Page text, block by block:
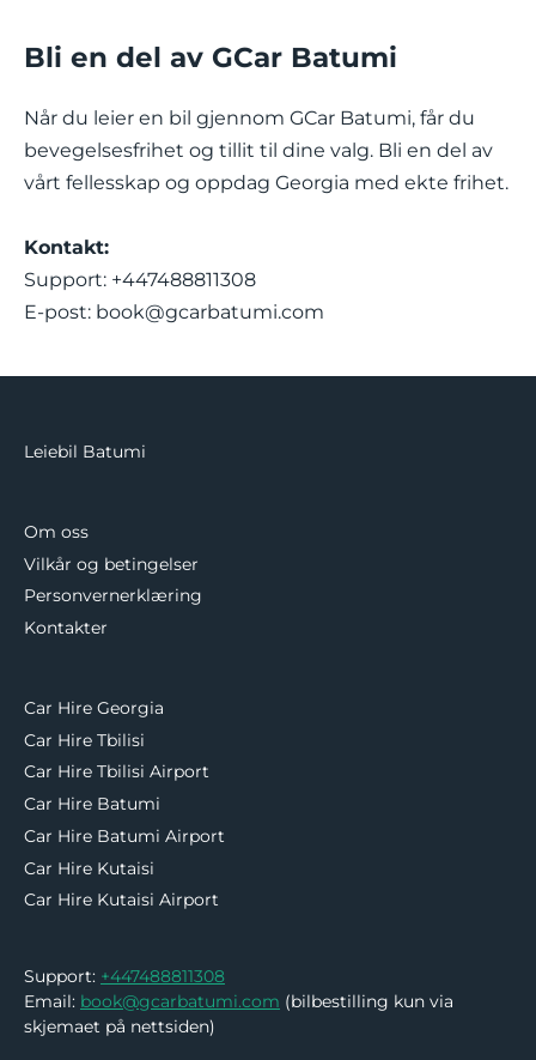
Bli en del av GCar Batumi
Når du leier en bil gjennom GCar Batumi, får du
bevegelsesfrihet og tillit til dine valg. Bli en del av
vårt fellesskap og oppdag Georgia med ekte frihet.
Kontakt:
Support: +447488811308
E-post: book@gcarbatumi.com
Leiebil Batumi
Om oss
Vilkår og betingelser
Personvernerklæring
Kontakter
Car Hire Georgia
Car Hire Tbilisi
Car Hire Tbilisi Airport
Car Hire Batumi
Car Hire Batumi Airport
Car Hire Kutaisi
Car Hire Kutaisi Airport
Support: +447488811308
Email: book@gcarbatumi.com (bilbestilling kun via
skjemaet på nettsiden)